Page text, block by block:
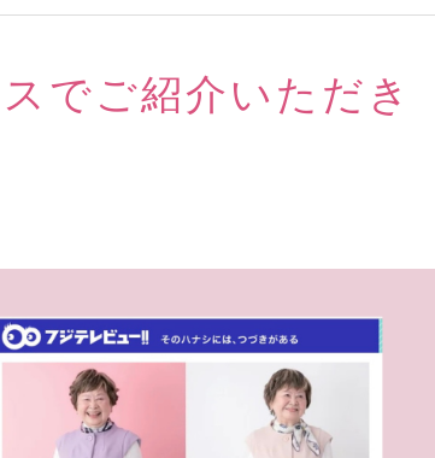
でご紹介いただき